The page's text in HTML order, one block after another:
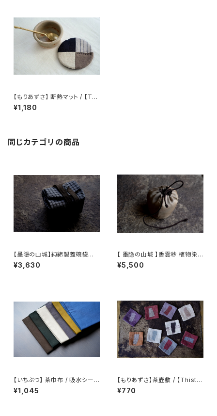
【もりあずさ】 断熱マット / 【Thi
stle】Heat Insulation Mat
¥1,180
同じカテゴリの商品
【墨隠の山城】純綿製蓋碗袋内【
【 墨隐の山城 】香雲紗 植物染
仕覆 めカップ袋 【 Ink & Moun
¥3,630
【 墨隐の山城 】香雲紗 植物染
仕覆 めカップ袋 【 Ink & Moun
tain Tea Atelier】Tea Cadd
¥5,500
【いちぶつ】 茶巾布 / 吸水シート
(カビが生えない)
¥1,045
【もりあずさ】茶壺敷 / 【Thistl
e】Teapot Coaster
¥770